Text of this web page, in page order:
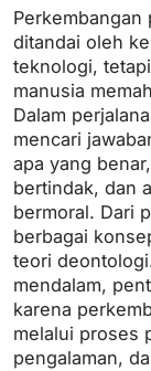
Perkembangan
ditandai oleh
teknologi,
manusia
Dalam
mencari
apa yang
bertindak, dan
bermoral. Dari
berbagai
teori
mendalam,
karena
melalui proses
pengalaman,